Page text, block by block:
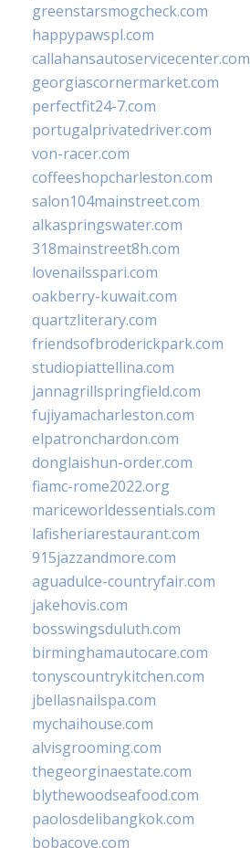
greenstarsmogcheck.com
happypawspl.com
callahansautoservicecenter.com
georgiascornermarket.com
perfectfit24-7.com
portugalprivatedriver.com
von-racer.com
coffeeshopcharleston.com
salon104mainstreet.com
alkaspringswater.com
318mainstreet8h.com
lovenailsspari.com
oakberry-kuwait.com
quartzliterary.com
friendsofbroderickpark.com
studiopiattellina.com
jannagrillspringfield.com
fujiyamacharleston.com
elpatronchardon.com
donglaishun-order.com
fiamc-rome2022.org
mariceworldessentials.com
lafisheriarestaurant.com
915jazzandmore.com
aguadulce-countryfair.com
jakehovis.com
bosswingsduluth.com
birminghamautocare.com
tonyscountrykitchen.com
jbellasnailspa.com
mychaihouse.com
alvisgrooming.com
thegeorginaestate.com
blythewoodseafood.com
paolosdelibangkok.com
bobacove.com